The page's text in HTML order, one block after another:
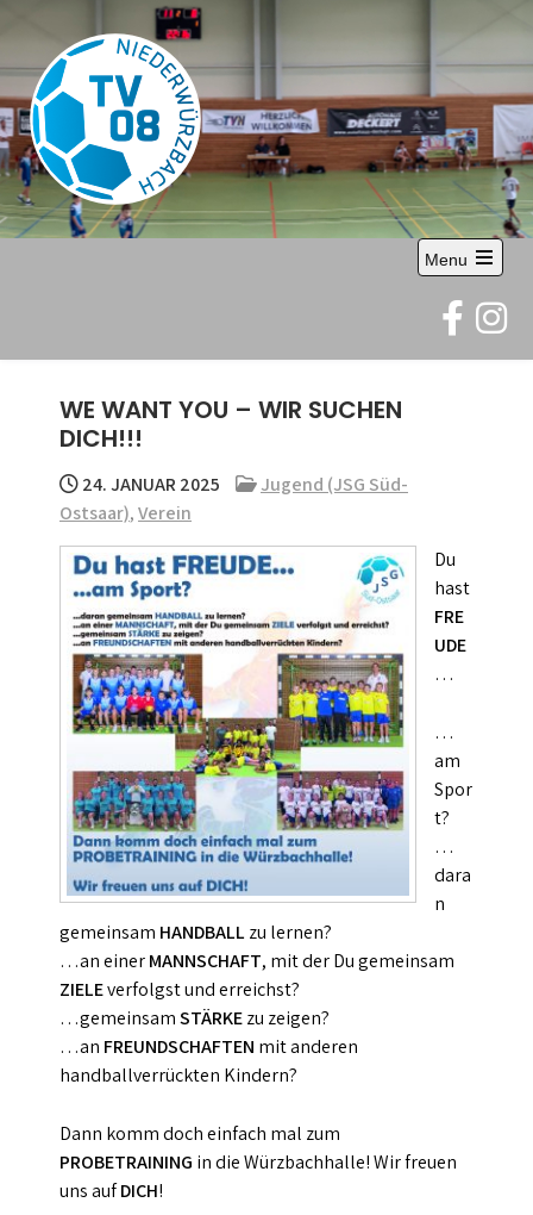
to
content
TV 08
Abteilung Handball
Menu
Open
the
main
menu
WE WANT YOU – WIR SUCHEN
DICH!!!
24. JANUAR 2025
Jugend (JSG Süd-
Ostsaar),Verein
Du
hast
FRE
UDE
…
…
am
Spor
t?
…
dara
n
gemeinsam HANDBALLzu lernen?
…an einerMANNSCHAFT, mit der Du gemeinsam
ZIELEverfolgst und erreichst?
…gemeinsamSTÄRKEzu zeigen?
…an FREUNDSCHAFTEN mit anderen
handballverrückten Kindern?
Dann komm doch einfach mal zum
PROBETRAINING in die Würzbachhalle! Wir freuen
uns aufDICH!